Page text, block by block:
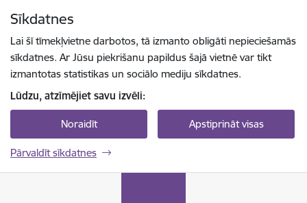
Sīkdatnes
Lai šī tīmekļvietne darbotos, tā izmanto obligāti nepieciešamās
sīkdatnes. Ar Jūsu piekrišanu papildus šajā vietnē var tikt
izmantotas statistikas un sociālo mediju sīkdatnes.
Lūdzu, atzīmējiet savu izvēli:
Noraidīt Apstiprināt visas
Pārvaldīt sīkdatnes